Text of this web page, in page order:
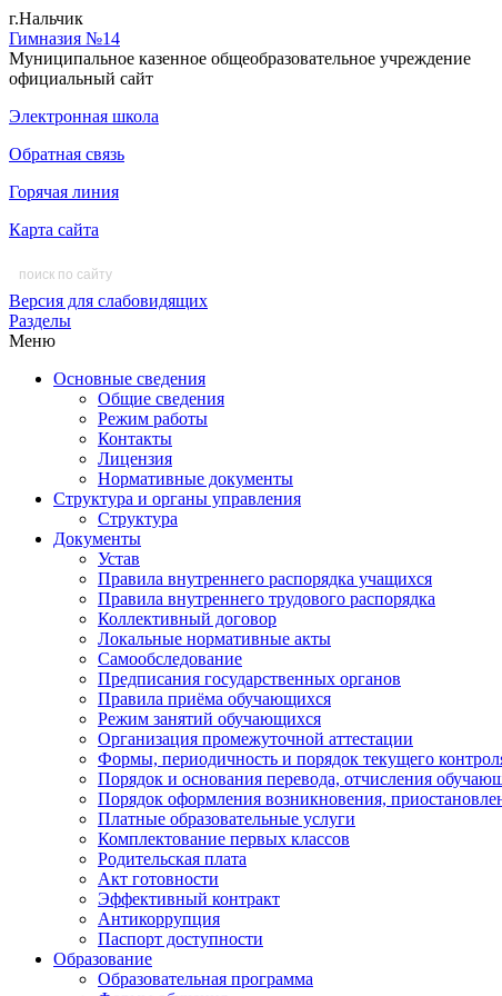
г.Нальчик
Гимназия №14
Муниципальное казенное общеобразовательное учреждение
официальный сайт
Электронная школа
Обратная связь
Горячая линия
Карта сайта
Версия для слабовидящих
Разделы
Меню
Основные сведения
Общие сведения
Режим работы
Контакты
Лицензия
Нормативные документы
Структура и органы управления
Структура
Документы
Устав
Правила внутреннего распорядка учащихся
Правила внутреннего трудового распорядка
Коллективный договор
Локальные нормативные акты
Самообследование
Предписания государственных органов
Правила приёма обучающихся
Режим занятий обучающихся
Организация промежуточной аттестации
Формы, периодичность и порядок текущего
Порядок и основания перевода, отчисления
Порядок оформления возникновения,
Платные образовательные услуги
Комплектование первых классов
Родительская плата
Акт готовности
Эффективный контракт
Антикоррупция
Паспорт доступности
Образование
Образовательная программа